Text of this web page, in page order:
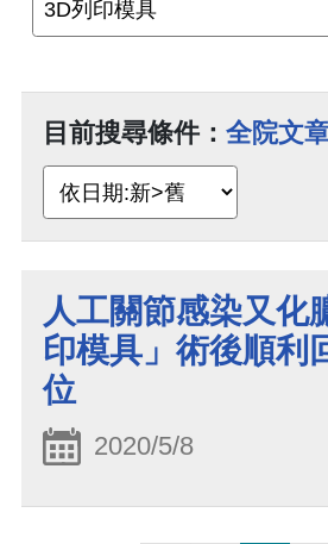
目前搜尋條件： 全院文
人工關節感染又化
印模具」術後順利
位
2020/5/8